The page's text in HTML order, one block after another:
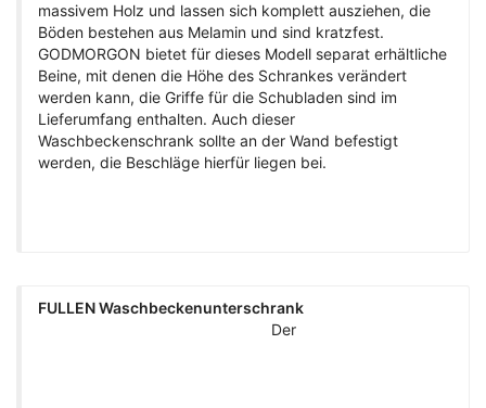
massivem Holz und lassen sich komplett ausziehen, die
Böden bestehen aus Melamin und sind kratzfest.
GODMORGON bietet für dieses Modell separat erhältliche
Beine, mit denen die Höhe des Schrankes verändert
werden kann, die Griffe für die Schubladen sind im
Lieferumfang enthalten. Auch dieser
Waschbeckenschrank sollte an der Wand befestigt
werden, die Beschläge hierfür liegen bei.
FULLEN Waschbeckenunterschrank
Der